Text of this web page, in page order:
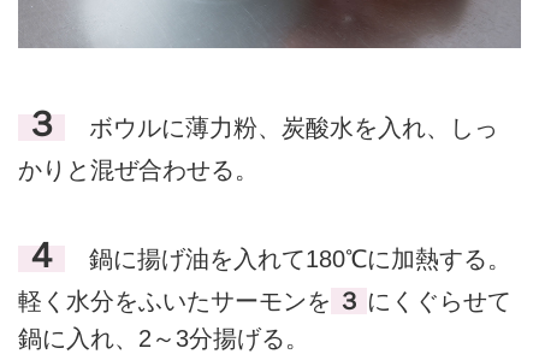
３
ボウルに薄力粉、炭酸水を入れ、しっ
かりと混ぜ合わせる。
４
鍋に揚げ油を入れて180℃に加熱する。
軽く水分をふいたサーモンを ３ にくぐらせて
鍋に入れ、2～3分揚げる。